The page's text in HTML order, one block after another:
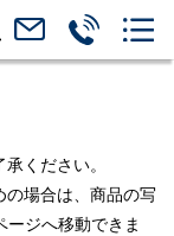
ください。
の場合は、商品の写
ジへ移動できま